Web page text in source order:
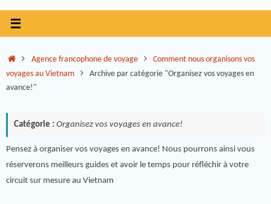
Agence francophone de voyage
Comment nous organisons vos
voyages au Vietnam
Archive par catégorie "Organisez vos voyages en
avance!"
Catégorie : Organisez vos voyages en avance!
Pensez à organiser vos voyages en avance! Nous pourrons ainsi vous
réserverons meilleurs guides et avoir le temps pour réfléchir à votre
circuit sur mesure au Vietnam